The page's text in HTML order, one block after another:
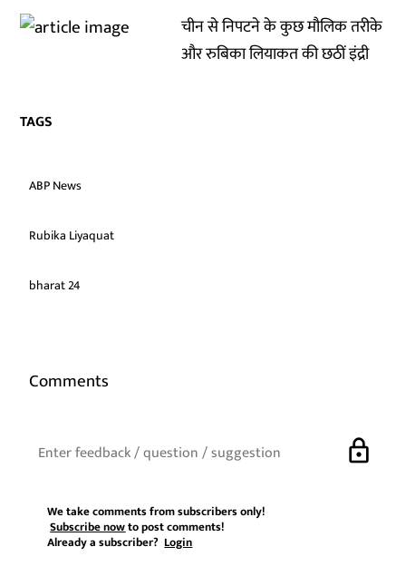
चीन से निपटने के कुछ मौलिक तरीके
और रुबिका लियाकत की छठीं इंद्री
TAGS
ABP News
Rubika Liyaquat
bharat 24
Comments
lock
We take comments from subscribers only!
Subscribe nowto post comments!
Already a subscriber?Login